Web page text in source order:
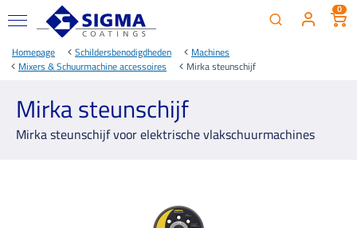
0
Homepage Schildersbenodigdheden
Machines
Mixers & Schuurmachine accessoires
Mirka steunschijf
Mirka steunschijf
Mirka steunschijf voor elektrische vlakschuurmachines